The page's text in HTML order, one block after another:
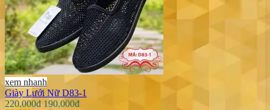
xem nhanh
Giày Lưới Nữ D83-1
220.000đ 190.000đ